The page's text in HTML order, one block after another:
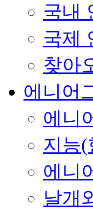
국내
국제
찾아
에니어
에니
지능(
에니
날개